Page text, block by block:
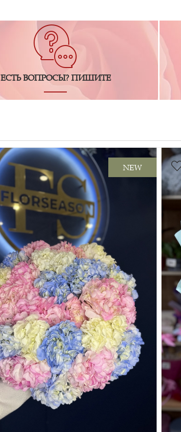
ЕСТЬ ВОПРОСЫ? ПИШИТЕ
NEW